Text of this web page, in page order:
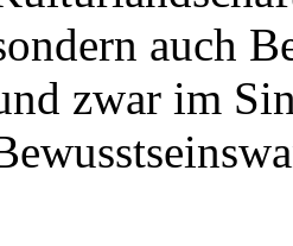
auch
zwar im